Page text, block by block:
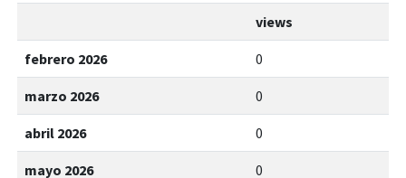
views
febrero 2026 0
marzo 2026 0
abril 2026 0
mayo 2026 0